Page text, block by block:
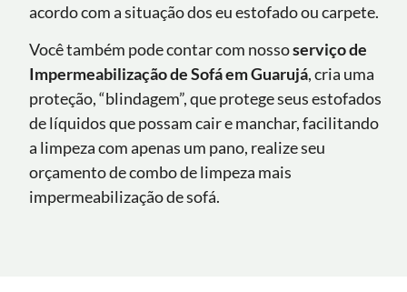
acordo com a situação dos eu estofado ou carpete.
Você também pode contar com nossoserviço de
Impermeabilização de Sofáem Guarujá, cria uma
proteção, “blindagem”, que protege seus estofados
de líquidos que possam cair e manchar, facilitando
a limpeza com apenas um pano, realize seu
orçamento de combo de limpeza mais
impermeabilização de sofá.